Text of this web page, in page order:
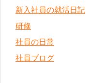
新入社員の就活日記
研修
社員の日常
社員ブログ